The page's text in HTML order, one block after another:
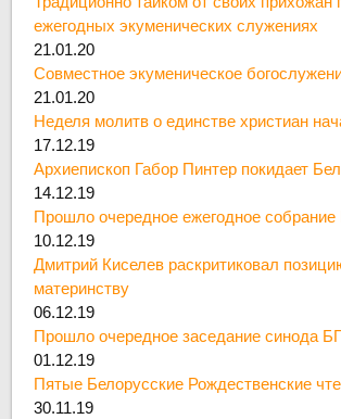
ежегодных экуменических служениях
21.01.20
Совместное экуменическое
21.01.20
Неделя молитв о единстве христиан
17.12.19
Архиепископ Габор Пинтер покидает
14.12.19
Прошло очередное ежегодное
10.12.19
Дмитрий Киселев раскритиковал
материнству
06.12.19
Прошло очередное заседание синода
01.12.19
Пятые Белорусские Рождественские
30.11.19